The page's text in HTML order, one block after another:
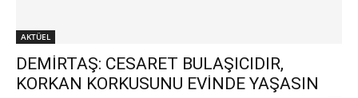
AKTÜEL
DEMİRTAŞ: CESARET BULAŞICIDIR,
KORKAN KORKUSUNU EVİNDE YAŞASIN